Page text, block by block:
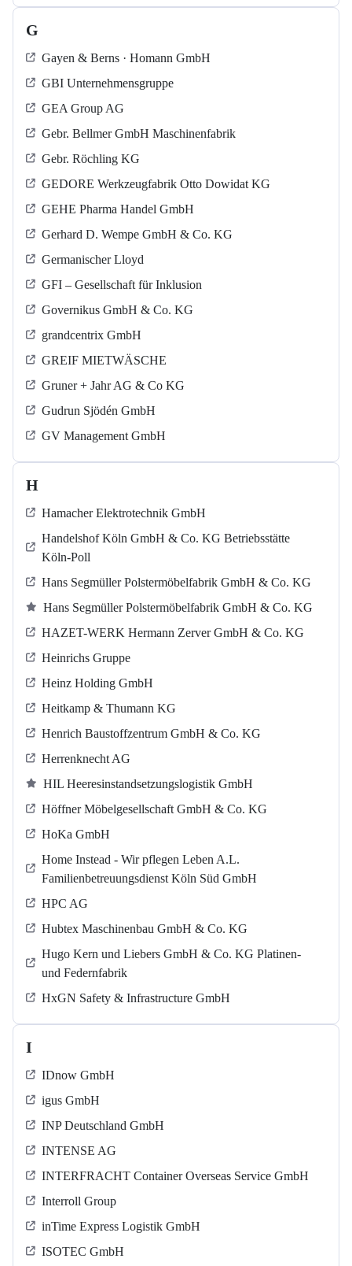
G
Gayen & Berns · Homann GmbH
GBI Unternehmensgruppe
GEA Group AG
Gebr. Bellmer GmbH Maschinenfabrik
Gebr. Röchling KG
GEDORE Werkzeugfabrik Otto Dowidat KG
GEHE Pharma Handel GmbH
Gerhard D. Wempe GmbH & Co. KG
Germanischer Lloyd
GFI – Gesellschaft für Inklusion
Governikus GmbH & Co. KG
grandcentrix GmbH
GREIF MIETWÄSCHE
Gruner + Jahr AG & Co KG
Gudrun Sjödén GmbH
GV Management GmbH
H
Hamacher Elektrotechnik GmbH
Handelshof Köln GmbH & Co. KG Betriebsstätte
Köln-Poll
Hans Segmüller Polstermöbelfabrik GmbH & Co. KG
Hans Segmüller Polstermöbelfabrik GmbH & Co. KG
HAZET-WERK Hermann Zerver GmbH & Co. KG
Heinrichs Gruppe
Heinz Holding GmbH
Heitkamp & Thumann KG
Henrich Baustoffzentrum GmbH & Co. KG
Herrenknecht AG
HIL Heeresinstandsetzungslogistik GmbH
Höffner Möbelgesellschaft GmbH & Co. KG
HoKa GmbH
Home Instead - Wir pflegen Leben A.L.
Familienbetreuungsdienst Köln Süd GmbH
HPC AG
Hubtex Maschinenbau GmbH & Co. KG
Hugo Kern und Liebers GmbH & Co. KG Platinen-
und Federnfabrik
HxGN Safety & Infrastructure GmbH
I
IDnow GmbH
igus GmbH
INP Deutschland GmbH
INTENSE AG
INTERFRACHT Container Overseas Service GmbH
Interroll Group
inTime Express Logistik GmbH
ISOTEC GmbH